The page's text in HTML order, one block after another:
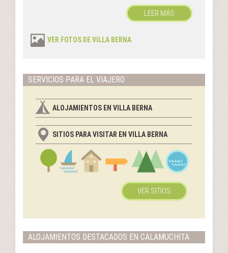
LEER MÁS
VER FOTOS DE VILLA BERNA
SERVICIOS PARA EL VIAJERO
ALOJAMIENTOS EN VILLA BERNA
SITIOS PARA VISITAR EN VILLA BERNA
VER SITIOS
ALOJAMIENTOS DESTACADOS EN CALAMUCHITA